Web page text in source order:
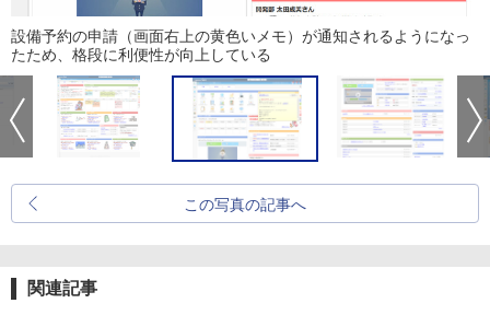
設備予約の申請（画面右上の黄色いメモ）が通知されるようになっ
たため、格段に利便性が向上している
この写真の記事へ
関連記事